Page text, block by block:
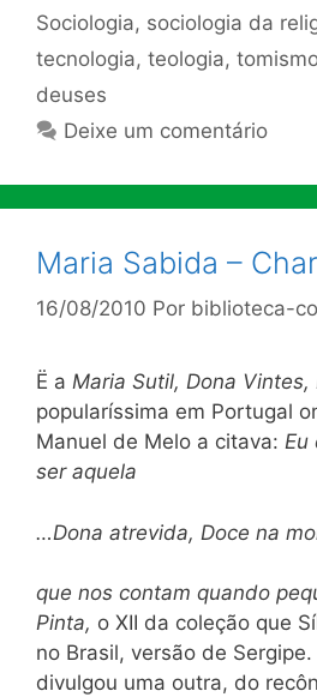
Sociologia, sociologia da
tecnologia, teologia,
deuses
Deixe um comentário
Maria Sabida –
16/08/2010 Por biblioteca-
Ë a Maria Sutil, Dona Vintes,
popularíssima em Portugal
Manuel de Melo a citava: Eu
ser aquela
…Dona atrevida, Doce na
que nos contam quando
Pinta, o XII da coleção que
no Brasil, versão de
divulgou uma outra, do